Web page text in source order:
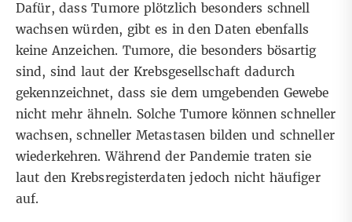
Dafür, dass Tumore plötzlich besonders schnell
wachsen würden, gibt es in den Daten ebenfalls
keine Anzeichen. Tumore, die besonders bösartig
sind, sind laut der Krebsgesellschaft dadurch
gekennzeichnet, dass sie dem umgebenden Gewebe
nicht mehr ähneln. Solche Tumore können schneller
wachsen, schneller Metastasen bilden und schneller
wiederkehren. Während der Pandemie traten sie
laut den Krebsregisterdaten jedoch nicht häufiger
auf.